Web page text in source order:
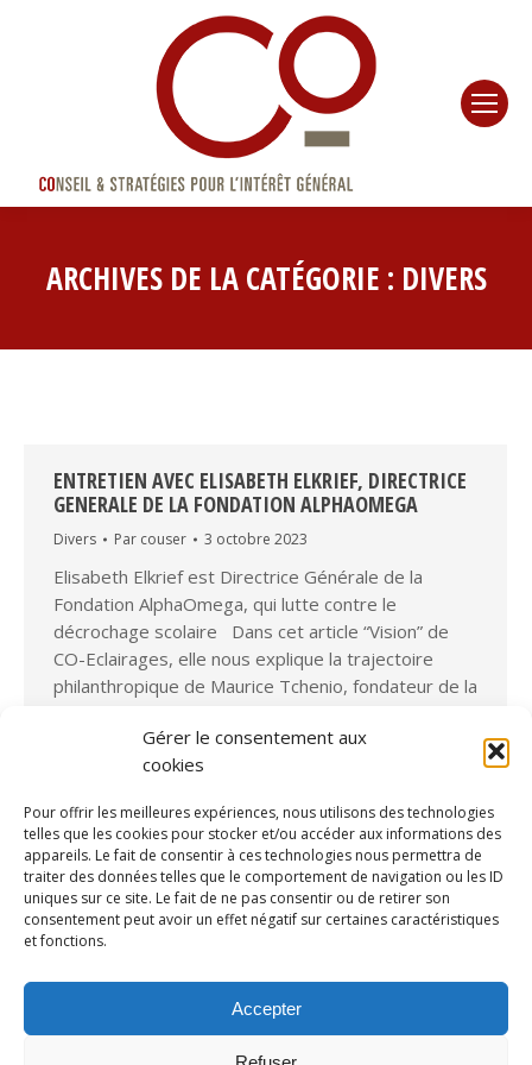
Gérer le consentement aux
cookies
Pour offrir les meilleures expériences, nous utilisons des technologies
telles que les cookies pour stocker et/ou accéder aux informations des
appareils. Le fait de consentir à ces technologies nous permettra de
traiter des données telles que le comportement de navigation ou les ID
uniques sur ce site. Le fait de ne pas consentir ou de retirer son
consentement peut avoir un effet négatif sur certaines caractéristiques
et fonctions.
Accepter
ARCHIVES DE LA CATÉGORIE : DIVERS
ENTRETIEN AVEC ELISABETH ELKRIEF, DIRECTRICE
GENERALE DE LA FONDATION ALPHAOMEGA
Divers Par couser 3 octobre 2023
Elisabeth Elkrief est Directrice Générale de la
Fondation AlphaOmega, qui lutte contre le
décrochage scolaire Dans cet article “Vision” de
CO-Eclairages, elle nous explique la trajectoire
philanthropique de Maurice Tchenio, fondateur de la
En effet, celle-ci a choisi concentrer son soutien sur
sept associations, sélectionnées pour…